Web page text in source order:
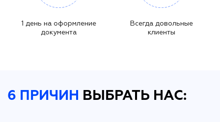
1 день на оформление
документа
Всегда довольные
клиенты
6 ПРИЧИН ВЫБРАТЬ НАС: